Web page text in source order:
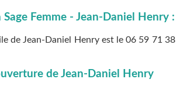
Sage Femme - Jean-Daniel Henry :
de Jean-Daniel Henry est le06 59 71 38
de Jean-Daniel Henry